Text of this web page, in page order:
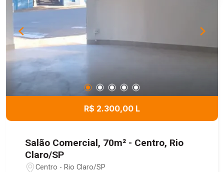
R$ 2.300,00 L
Salão Comercial, 70m² - Centro, Rio
Claro/SP
Centro - Rio Claro/SP